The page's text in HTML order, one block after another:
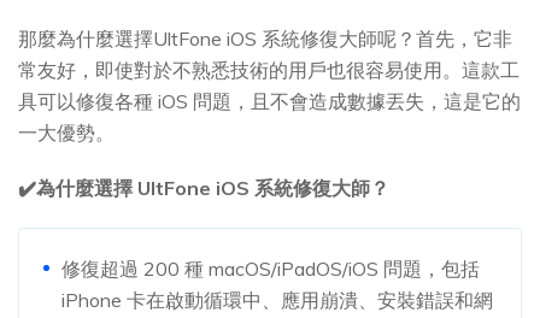
那麼為什麼選擇UltFone iOS 系統修復大師呢？首先，它非
常友好，即使對於不熟悉技術的用戶也很容易使用。這款工
具可以修復各種 iOS 問題，且不會造成數據丟失，這是它的
一大優勢。
✔️為什麼選擇 UltFone iOS 系統修復大師？
修復超過 200 種 macOS/iPadOS/iOS 問題，包括
iPhone 卡在啟動循環中、應用崩潰、安裝錯誤和網